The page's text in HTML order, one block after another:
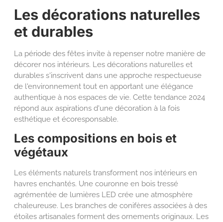
Les décorations naturelles
et durables
La période des fêtes invite à repenser notre manière de
décorer nos intérieurs. Les décorations naturelles et
durables s'inscrivent dans une approche respectueuse
de l'environnement tout en apportant une élégance
authentique à nos espaces de vie. Cette tendance 2024
répond aux aspirations d'une décoration à la fois
esthétique et écoresponsable.
Les compositions en bois et
végétaux
Les éléments naturels transforment nos intérieurs en
havres enchantés. Une couronne en bois tressé
agrémentée de lumières LED crée une atmosphère
chaleureuse. Les branches de conifères associées à des
étoiles artisanales forment des ornements originaux. Les